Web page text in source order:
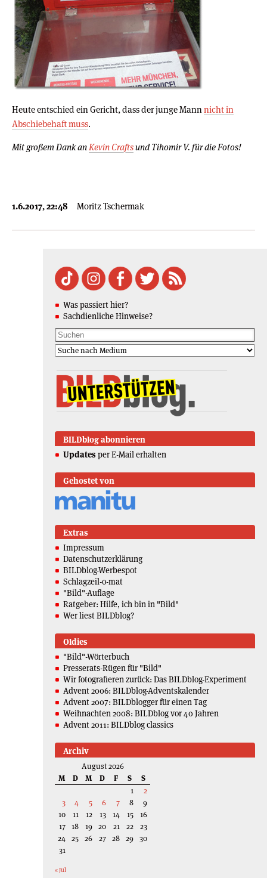
Heute entschied ein Gericht, dass der junge Mannnicht in
Abschiebehaft muss.
Mit großem Dank anKevin Craftsund Tihomir V. für die Fotos!
1.6.2017, 22:48 Moritz Tschermak
Was passiert hier?
Sachdienliche Hinweise?
BILDblog abonnieren
Updates per E-Mail erhalten
Gehostet von
Extras
Impressum
Datenschutzerklärung
BILDblog-Werbespot
Schlagzeil-o-mat
"Bild"-Auflage
Ratgeber: Hilfe, ich bin in "Bild"
Wer liest BILDblog?
Oldies
"Bild"-Wörterbuch
Presserats-Rügen für "Bild"
Wir fotografieren zurück: Das BILDblog-Experiment
Advent 2006: BILDblog-Adventskalender
Advent 2007: BILDblogger für einen Tag
Weihnachten 2008: BILDblog vor 40 Jahren
Advent 2011: BILDblog classics
Archiv
August 2026
M
D M D F S
S
1
2
3
4 5 6 7 8
9
10
11 12 13 14 15
16
17 18 19 20 21 22
23
24 25 26 27 28 29 30
31
« Jul